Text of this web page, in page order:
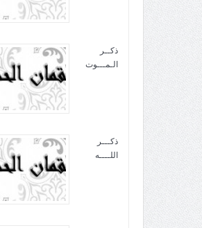
ذكــر
الـمـــوت
ذكـــر
اللــــه